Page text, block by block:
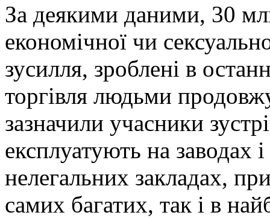
За деякими даними, 30
економічної чи
зусилля, зроблені в
торгівля людьми
зазначили учасники
експлуатують на заводах
нелегальних закладах,
самих багатих, так і в